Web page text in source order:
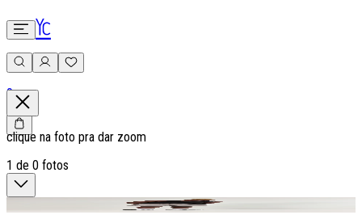
0
clique na foto pra dar zoom
1 de 0 fotos